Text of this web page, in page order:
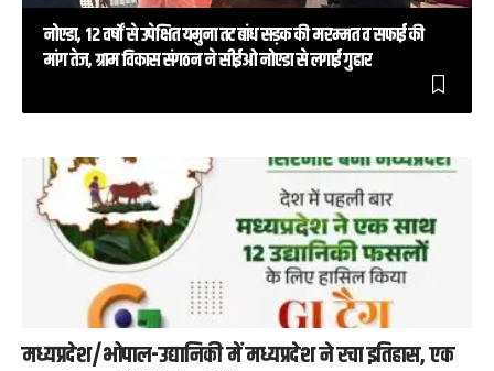
नोएडा, 12 वर्षों से उपेक्षित यमुना तट बांध सड़क की मरम्मत व सफाई की
मांग तेज, ग्राम विकास संगठन ने सीईओ नोएडा से लगाई गुहार
मध्यप्रदेश/भोपाल-उद्यानिकी में मध्यप्रदेश ने रचा इतिहास, एक